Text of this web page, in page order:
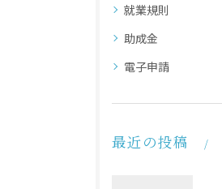
就業規則
助成金
電子申請
最近の投稿